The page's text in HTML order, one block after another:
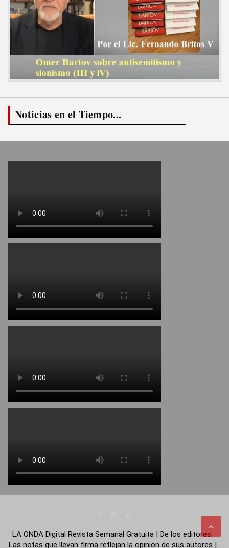
Noticias en el Tiempo...
LA ONDA Digital Revista Semanal Gratuita | De los editores:
Las notas que llevan firma reflejan la opinion de sus autores |